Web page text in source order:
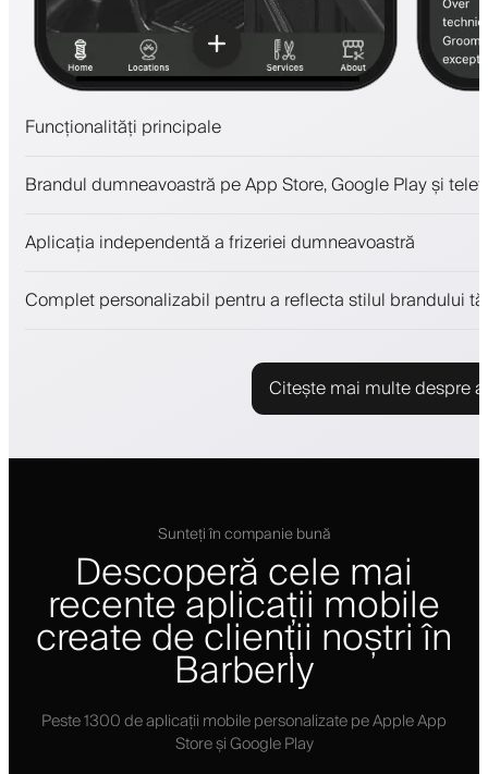
Funcționalități principale
Plăți, depozit de securitate
Implică clienții cu un program de loialitate
Brandul dumneavoastră pe App Store, Google Play și
Aplicația independentă a frizeriei dumneavoastră
Complet personalizabil pentru a reflecta stilul brandului
Citește mai multe despre
Sunteți în companie bună
Descoperă cele mai
recente aplicații mobile
create de clienții noștri în
Barberly
Peste 1300 de aplicații mobile personalizate pe Apple App
Store și Google Play